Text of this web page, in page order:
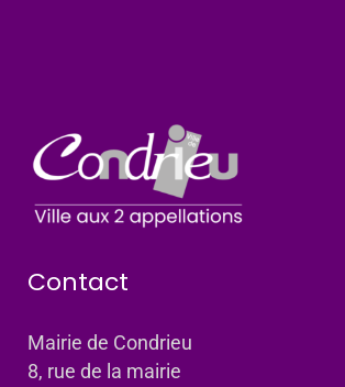
Contact
Mairie de Condrieu
8, rue de la mairie